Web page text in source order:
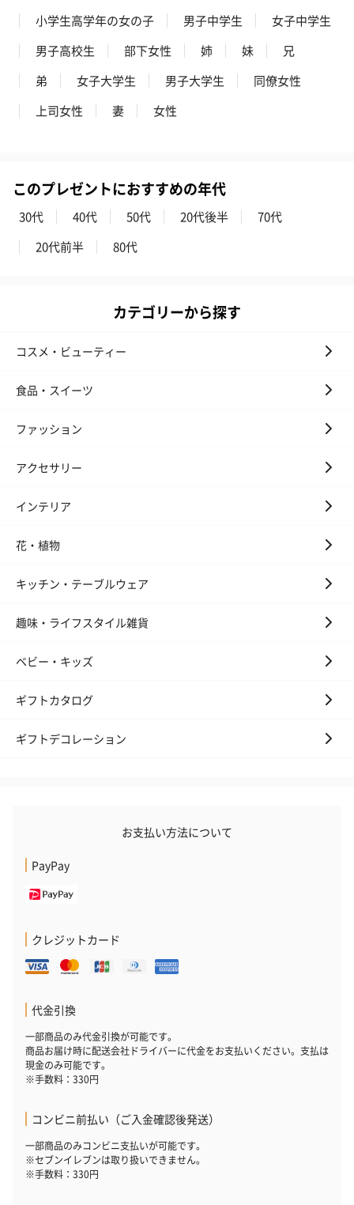
スイーツ
（レモン＆紅茶）（432
ェ〜国産フル
スキンケアグッズ
ト【ありがとう】
ドクリーム（
リラックスグッズを同梱してお届けします。
かき氷入浴剤4点セット
（ブルー）（748円）
（イエロー）（748円）
円）
ハンドタオル・ハンカチ
ハンドタオル・ハンカチを同梱してお届けいたします。ギフトへ
の＋αにおすすめです。
小学生高学年の女の子
男子中学生
女子中学生
男子高校生
部下女性 姉 妹
兄
弟
女子大学生 男子大学生
同僚女性
上司女性
妻 女性
このプレゼントにおすすめの年代
30代 40代 50代 20代後半
70代
20代前半
80代
カテゴリーから探す
コスメ・ビューティー
食品・スイーツ
ファッション
アクセサリー
インテリア
花・植物
キッチン・テーブルウェア
趣味・ライフスタイル雑貨
ベビー・キッズ
ギフトカタログ
ギフトデコレーション
お支払い方法について
PayPay
クレジットカード
代金引換
一部商品のみ代金引換が可能です。
商品お届け時に配送会社ドライバーに代金をお支払いください。支払は
現金のみ可能です。
※手数料：330円
コンビニ前払い（ご入金確認後発送）
一部商品のみコンビニ支払いが可能です。
※セブンイレブンは取り扱いできません。
※手数料：330円